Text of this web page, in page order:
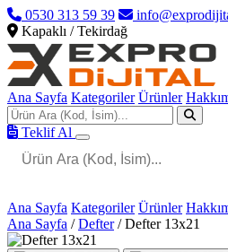
0530 313 59 39
Kapaklı / Tekirdağ
Ana Sayfa Kategoriler Ürünler
Teklif Al
Ana Sayfa Kategoriler Ürünler
Ana Sayfa / Defter / Defter 13x21